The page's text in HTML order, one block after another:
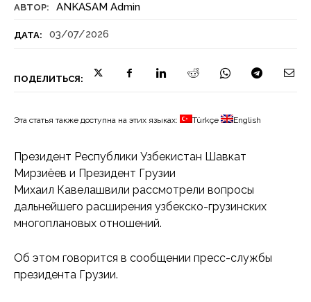
АВТОР: ANKASAM Admin
ДАТА: 03/07/2026
ПОДЕЛИТЬСЯ:
Эта статья также доступна на этих языках: Türkçe English
Президент Республики Узбекистан Шавкат
Мирзиёев и Президент Грузии
Михаил Кавелашвили рассмотрели вопросы
дальнейшего расширения узбекско-грузинских
многоплановых отношений.
Об этом говорится в сообщении пресс-службы
президента Грузии.